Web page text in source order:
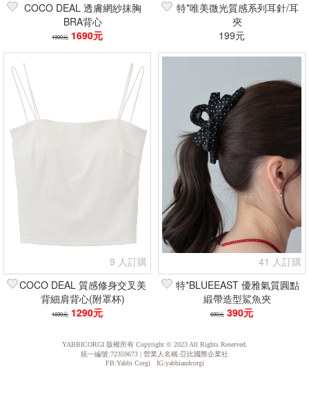
COCO DEAL 透膚網紗抹胸
BRA背心
1990元 1690元
特*唯美微光質感系列耳針/耳
夾
199元
9 人訂購
COCO DEAL 質感修身交叉美
背細肩背心(附罩杯)
1690元 1290元
41 人訂購
特*BLUEEAST 優雅氣質圓點
緞帶造型鯊魚夾
690元 390元